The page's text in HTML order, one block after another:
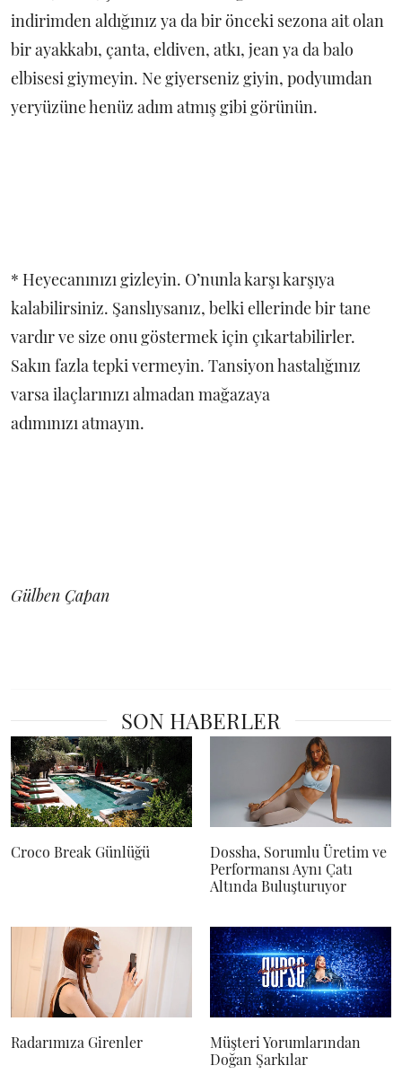
indirimden aldığınız ya da bir önceki sezona ait olan
bir ayakkabı, çanta, eldiven, atkı, jean ya da balo
elbisesi giymeyin. Ne giyerseniz giyin, podyumdan
yeryüzüne henüz adım atmış gibi görünün.
* Heyecanınızı gizleyin. O’nunla karşı karşıya
kalabilirsiniz. Şanslıysanız, belki ellerinde bir tane
vardır ve size onu göstermek için çıkartabilirler.
Sakın fazla tepki vermeyin. Tansiyon hastalığınız
varsa ilaçlarınızı almadan mağazaya
adımınızı atmayın.
Gülben Çapan
SON HABERLER
Croco Break Günlüğü
Dossha, Sorumlu Üretim ve
Performansı Aynı Çatı
Altında Buluşturuyor
Radarımıza Girenler
Müşteri Yorumlarından
Doğan Şarkılar